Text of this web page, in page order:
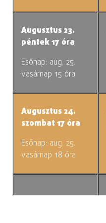
Augusztus 23.
péntek 17 óra
Esőnap: aug. 25.
vasárnap 15 óra
Augusztus 24.
szombat 17 óra
Esőnap: aug. 25.
vasárnap 18 óra